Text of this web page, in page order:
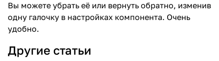
Вы можете убрать её или вернуть обратно, изменив
одну галочку в настройках компонента. Очень
удобно.
Другие статьи